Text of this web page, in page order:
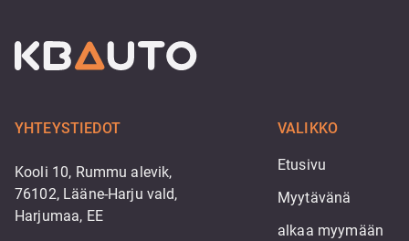
YHTEYSTIEDOT
Kooli 10, Rummu alevik,
76102, Lääne-Harju vald,
Harjumaa, EE
VALIKKO
Etusivu
Myytävänä
alkaa myymään